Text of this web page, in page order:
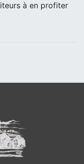
à en profiter